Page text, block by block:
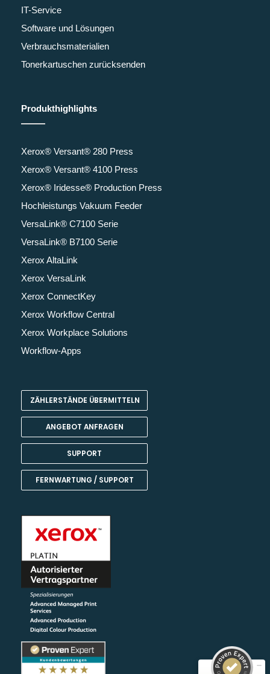
IT-Service
Software und Lösungen
Verbrauchsmaterialien
Tonerkartuschen zurücksenden
Produkthighlights
Xerox® Versant® 280 Press
Xerox® Versant® 4100 Press
Xerox® Iridesse® Production Press
Hochleistungs Vakuum Feeder
VersaLink® C7100 Serie
VersaLink® B7100 Serie
Xerox AltaLink
Xerox VersaLink
Xerox ConnectKey
Xerox Workflow Central
Xerox Workplace Solutions
Workflow-Apps
ZÄHLERSTÄNDE ÜBERMITTELN
ANGEBOT ANFRAGEN
SUPPORT
FERNWARTUNG / SUPPORT